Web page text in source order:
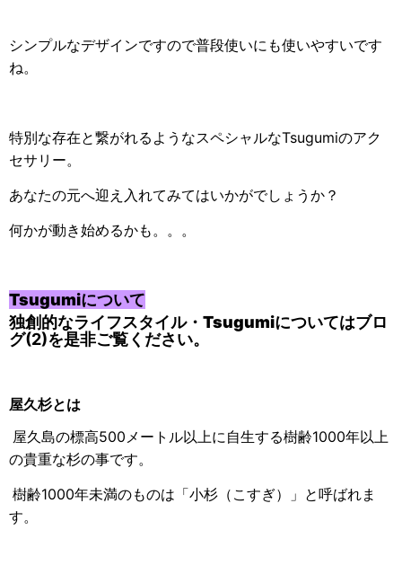
シンプルなデザインですので普段使いにも使いやすいです
ね。
特別な存在と繋がれるようなスペシャルなTsugumiのアク
セサリー。
あなたの元へ迎え入れてみてはいかがでしょうか？
何かが動き始めるかも。。。
Tsugumiについて
独創的なライフスタイル・Tsugumiについてはブロ
グ(2)を是非ご覧ください。
屋久杉とは
屋久島の標高500メートル以上に自生する樹齢1000年以上
の貴重な杉の事です。
樹齢1000年未満のものは「小杉（こすぎ）」と呼ばれま
す。